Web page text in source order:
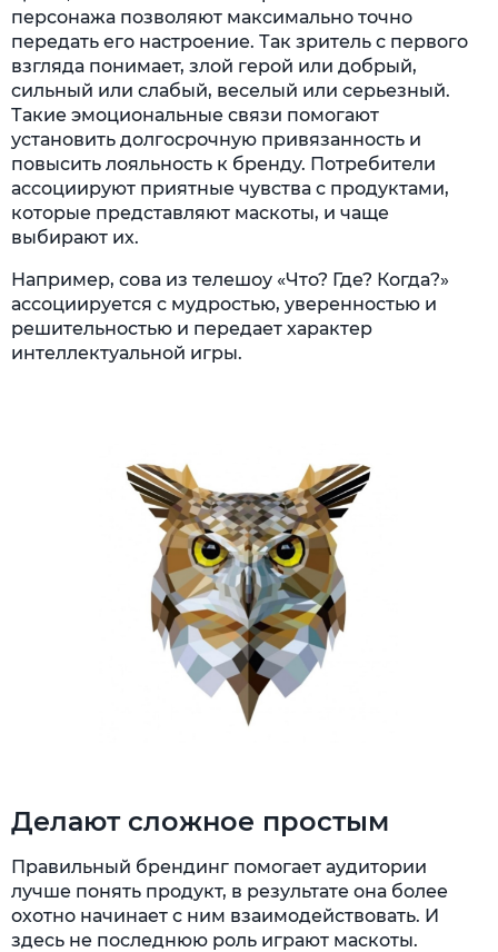
персонажа позволяют максимально точно
передать его настроение. Так зритель с первого
взгляда понимает, злой герой или добрый,
сильный или слабый, веселый или серьезный.
Такие эмоциональные связи помогают
установить долгосрочную привязанность и
повысить лояльность к бренду. Потребители
ассоциируют приятные чувства с продуктами,
которые представляют маскоты, и чаще
выбирают их.
Например, сова из телешоу «Что? Где? Когда?»
ассоциируется с мудростью, уверенностью и
решительностью и передает характер
интеллектуальной игры.
Делают сложное простым
Правильный брендинг помогает аудитории
лучше понять продукт, в результате она более
охотно начинает с ним взаимодействовать. И
здесь не последнюю роль играют маскоты.